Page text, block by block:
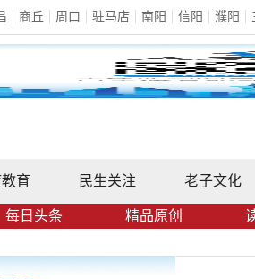
商丘 周口 驻马店 南阳 信阳 濮阳
育 民生关注 老子文化
每日头条 精品原创